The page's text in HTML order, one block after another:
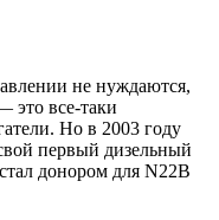
не нуждаются,
это все-таки
Но в 2003 году
первый дизельный
донором для N22B